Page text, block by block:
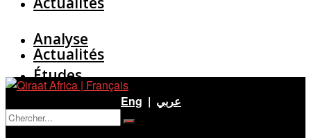
Analyse
Études
Entretien
Actualités
Eng | عربي